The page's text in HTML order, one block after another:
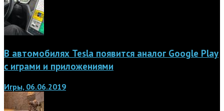
В автомобилях Tesla появится аналог Google Play
с играми и приложениями
Игры, 06.06.2019